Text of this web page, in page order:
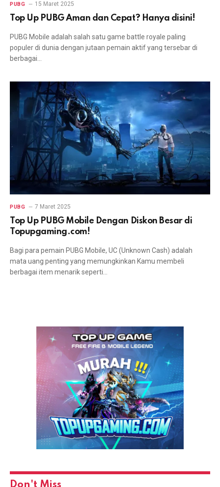
PUBG 15 Maret 2025
Top Up PUBG Aman dan Cepat? Hanya disini!
PUBG Mobile adalah salah satu game battle royale paling
populer di dunia dengan jutaan pemain aktif yang tersebar di
berbagai…
PUBG 7 Maret 2025
Top Up PUBG Mobile Dengan Diskon Besar di
Topupgaming.com!
Bagi para pemain PUBG Mobile, UC (Unknown Cash) adalah
mata uang penting yang memungkinkan Kamu membeli
berbagai item menarik seperti…
Don't Miss